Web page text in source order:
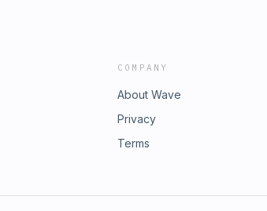
COMPANY
About Wave
Privacy
Terms